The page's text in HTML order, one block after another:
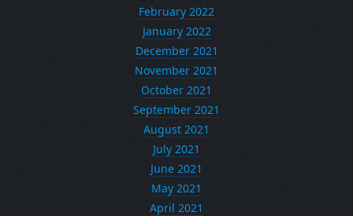
February 2022
January 2022
December 2021
November 2021
October 2021
September 2021
August 2021
July 2021
June 2021
May 2021
April 2021